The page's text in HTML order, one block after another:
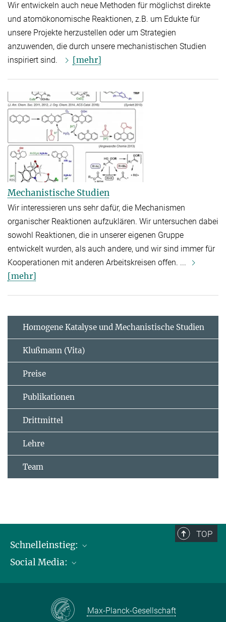
Wir entwickeln auch neue Methoden für möglichst direkte
und atomökonomische Reaktionen, z.B. um Edukte für
unsere Projekte herzustellen oder um Strategien
anzuwenden, die durch unsere mechanistischen Studien
inspiriert sind.
[mehr]
Mechanistische Studien
Wir interessieren uns sehr dafür, die Mechanismen
organischer Reaktionen aufzuklären. Wir untersuchen dabei
sowohl Reaktionen, die in unserer eigenen Gruppe
entwickelt wurden, als auch andere, und wir sind immer für
Kooperationen mit anderen Arbeitskreisen offen. ...
[mehr]
Homogene Katalyse und Mechanistische Studien
Klußmann (Vita)
Preise
Publikationen
Drittmittel
Lehre
Team
TOP
Schnelleinstieg:
Publikationen
Kontakt und Anfahrtsbeschreibung
Social Media:
Max-Planck-Gesellschaft